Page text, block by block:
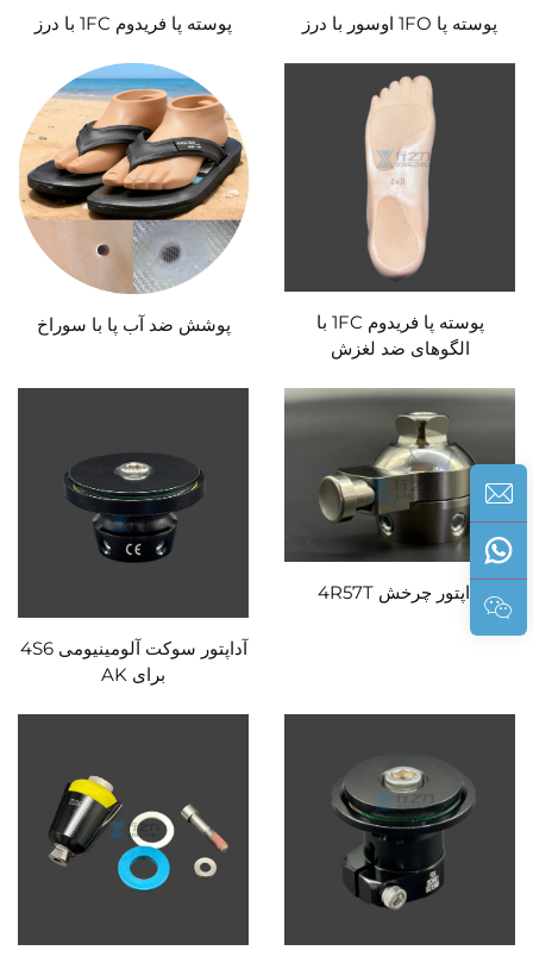
پوسته پا 1FO اوسور با درز پوسته پا فریدوم 1FC با درز
پوسته پا فریدوم 1FC با
الگوهای ضد لغزش
پوشش ضد آب پا با سوراخ
آداپتور چرخش 4R57T
آداپتور سوکت آلومینیومی 4S6
برای AK